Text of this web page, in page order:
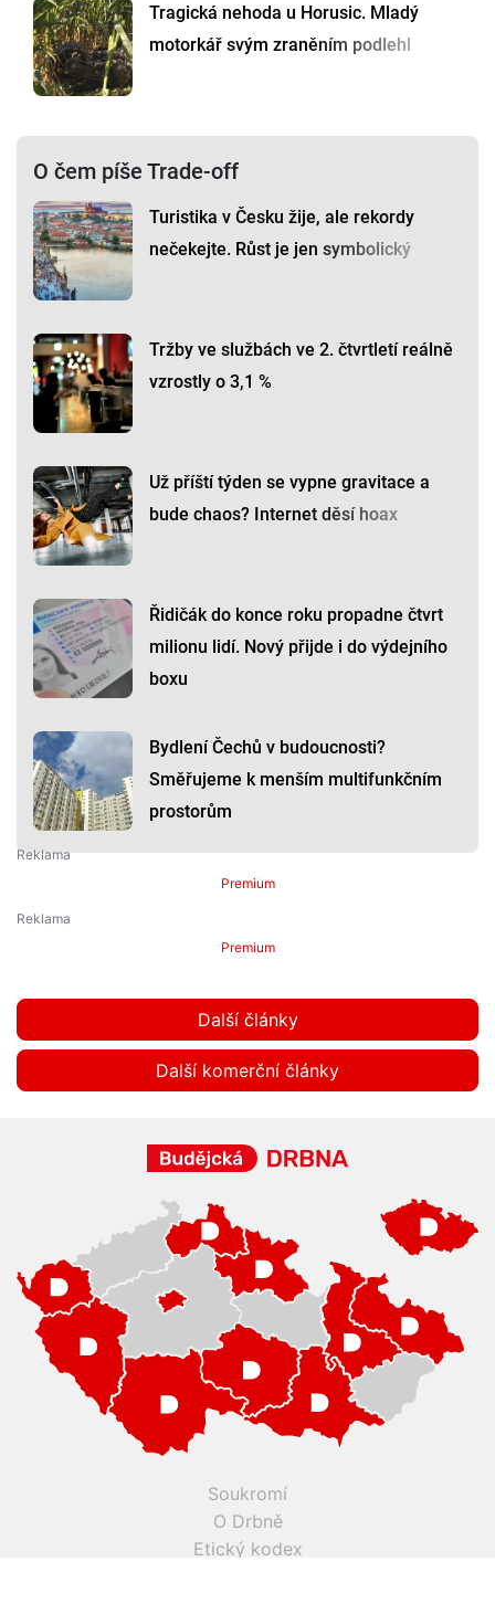
Tragická nehoda u Horusic. Mladý
motorkář svým zraněním podlehl
O čem píše Trade-off
Turistika v Česku žije, ale rekordy
nečekejte. Růst je jen symbolický
Tržby ve službách ve 2. čtvrtletí reálně
vzrostly o 3,1 %
Už příští týden se vypne gravitace a
bude chaos? Internet děsí hoax
Řidičák do konce roku propadne čtvrt
milionu lidí. Nový přijde i do výdejního
boxu
Bydlení Čechů v budoucnosti?
Směřujeme k menším multifunkčním
prostorům
Premium
Premium
Další články
Další komerční články
Soukromí
O Drbně
Etický kodex